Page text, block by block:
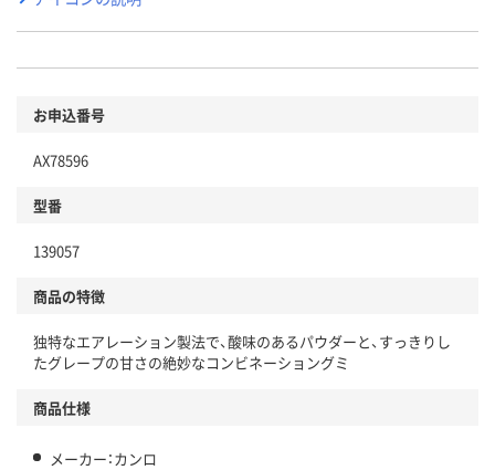
お申込番号
AX78596
型番
139057
商品の特徴
独特なエアレーション製法で、酸味のあるパウダーと、すっきりし
たグレープの甘さの絶妙なコンビネーショングミ
商品仕様
メーカー：カンロ